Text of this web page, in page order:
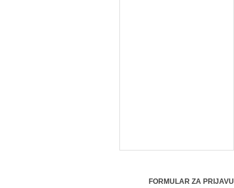
FORMULAR ZA PRIJAVU